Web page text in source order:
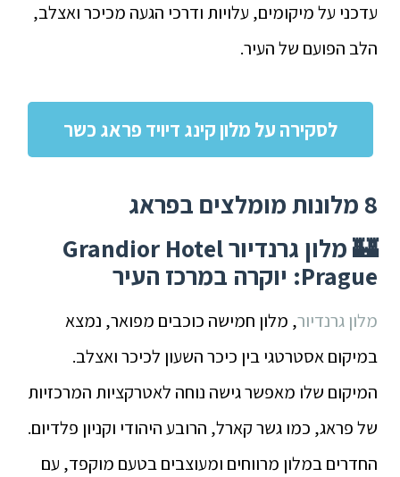
עדכני על מיקומים, עלויות ודרכי הגעה מכיכר ואצלב,
הלב הפועם של העיר.
לסקירה על מלון קינג דיויד פראג כשר
8 מלונות מומלצים בפראג
🏰 מלון גרנדיור Grandior Hotel
Prague: יוקרה במרכז העיר
מלון גרנדיור, מלון חמישה כוכבים מפואר, נמצא
במיקום אסטרטגי בין כיכר השעון לכיכר ואצלב.
המיקום שלו מאפשר גישה נוחה לאטרקציות המרכזיות
של פראג, כמו גשר קארל, הרובע היהודי וקניון פלדיום.
החדרים במלון מרווחים ומעוצבים בטעם מוקפד, עם